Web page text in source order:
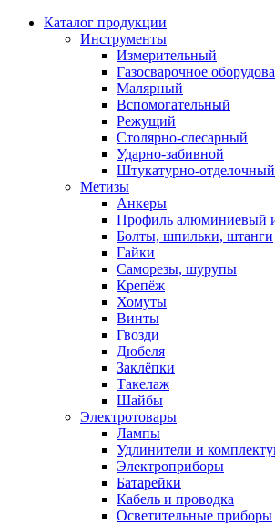
Каталог продукции
Инструменты
Измерительный
Газосварочное
Малярный
Вспомогательный
Режущий
Столярно-слесарный
Ударно-забивной
Штукатурно-отделочный
Метизы
Анкеры
Профиль алюминиевый и
Болты, шпильки, штанги
Гайки
Саморезы, шурупы
Крепёж
Хомуты
Винты
Гвозди
Дюбеля
Заклёпки
Такелаж
Шайбы
Электротовары
Лампы
Удлинители и
Электроприборы
Батарейки
Кабель и проводка
Осветительные приборы